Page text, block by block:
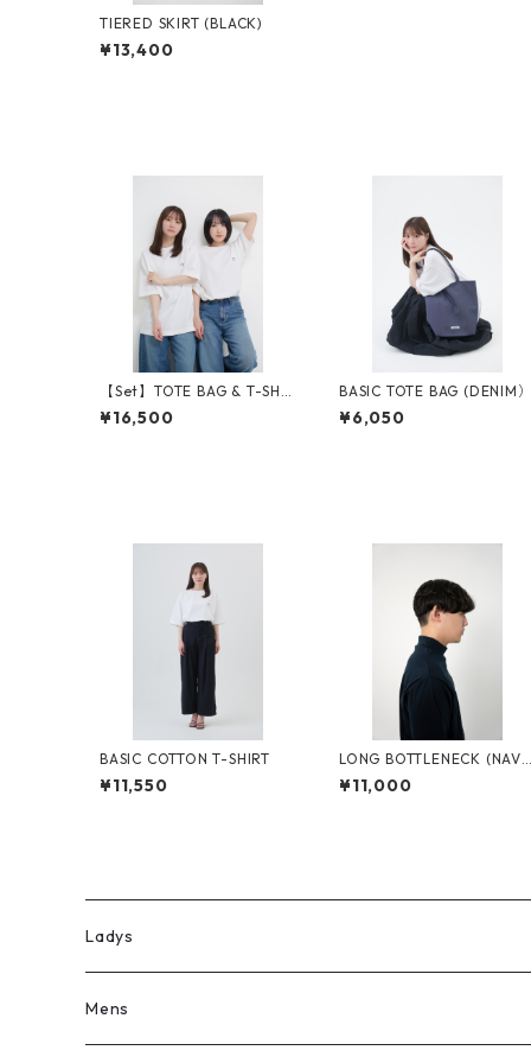
TIERED SKIRT (BLACK)
¥13,400
【Set】TOTE BAG & T-SHIR
T
¥16,500
BASIC TOTE BAG (DENIM
¥6,050
BASIC COTTON T-SHIRT
¥11,550
LONG BOTTLENECK (NAV
E)
¥11,000
Ladys
Mens